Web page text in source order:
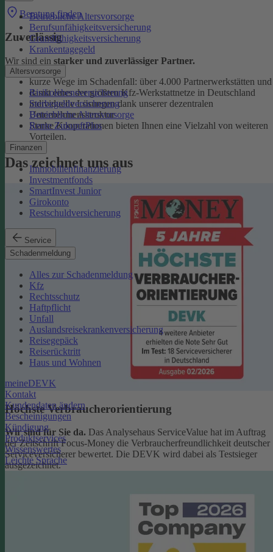
Betriebliche Altersvorsorge
Berufsunfähigkeitsversicherung
Grundfähigkeitsversicherung
Krankentagegeld
Altersvorsorge
Risikolebensversicherung
Sterbegeldversicherung
Betriebliche Altersvorsorge
Rente ZukunftPlus
Finanzen
Immobilienfinanzierung
Investmentfonds
SmartInvest Junior
Girokonto
Restschuldversicherung
Service
Schadenmeldung
Alles zur Schadenmeldung
Kfz
Rechtsschutz
Haftpflicht
Unfall
Auslandsreisekrankenversicherung
Reisegepäck
Reiserücktritt
Haus und Wohnen
meineDEVK
Kontakt
Kundendaten ändern
Bescheinigungen
Kündigung
Produktservices
Wissenswertes
Leichte Sprache
Beratung finden
Zuverlässig
Wir sind ein starker und zuverlässiger Partner.
kurze Wege im Schadenfall: über 4.000 Partnerwerkstätten und
damit eines der größten Kfz-Werkstattnetze in Deutschland
individuelle Lösungen dank unserer dezentralen
Unternehmensstruktur
Starke Kooperationen bieten Ihnen eine Vielzahl von weiteren
Vorteilen.
Das zeichnet uns aus
Höchste Verbraucherorientierung
Wir sind für Sie da. Das Analysehaus ServiceValue hat im Auftrag
der Zeitschrift Focus-Money die Verbraucherfreundlichkeit deutscher
Serviceversicherer bewertet. Die DEVK wird dabei als Testsieger
ausgezeichnet.